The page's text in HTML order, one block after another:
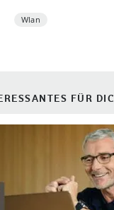
Wlan
FÜR